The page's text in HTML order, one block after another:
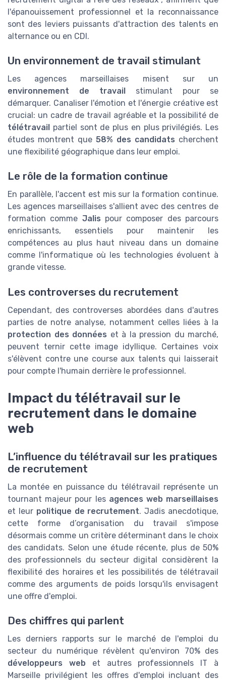
l'épanouissement professionnel et la reconnaissance
sont des leviers puissants d'attraction des talents en
alternance ou en CDI.
Un environnement de travail stimulant
Les agences marseillaises misent sur un
environnement de travail stimulant pour se
démarquer. Canaliser l'émotion et l'énergie créative est
crucial: un cadre de travail agréable et la possibilité de
télétravail partiel sont de plus en plus privilégiés. Les
études montrent que 58% des candidats cherchent
une flexibilité géographique dans leur emploi.
Le rôle de la formation continue
En parallèle, l'accent est mis sur la formation continue.
Les agences marseillaises s'allient avec des centres de
formation comme Jalis pour composer des parcours
enrichissants, essentiels pour maintenir les
compétences au plus haut niveau dans un domaine
comme l'informatique où les technologies évoluent à
grande vitesse.
Les controverses du recrutement
Cependant, des controverses abordées dans d'autres
parties de notre analyse, notamment celles liées à la
protection des données et à la pression du marché,
peuvent ternir cette image idyllique. Certaines voix
s'élèvent contre une course aux talents qui laisserait
pour compte l'humain derrière le professionnel.
Impact du télétravail sur le
recrutement dans le domaine
web
L’influence du télétravail sur les pratiques
de recrutement
La montée en puissance du télétravail représente un
tournant majeur pour les agences web marseillaises
et leur politique de recrutement. Jadis anecdotique,
cette forme d’organisation du travail s'impose
désormais comme un critère déterminant dans le choix
des candidats. Selon une étude récente, plus de 50%
des professionnels du secteur digital considèrent la
flexibilité des horaires et les possibilités de télétravail
comme des arguments de poids lorsqu'ils envisagent
une offre d'emploi.
Des chiffres qui parlent
Les derniers rapports sur le marché de l'emploi du
secteur du numérique révèlent qu'environ 70% des
développeurs web et autres professionnels IT à
Marseille privilégient les offres d'emploi incluant des